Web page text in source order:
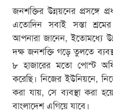
জনশক্তির উন্নয়নের প্রসঙ্গে
এতোদিন সবাই সস্তা
আপনারা জানেন, ইতোমধ্যে
দক্ষ জনশক্তি গড়ে তুলতে
৮ হাজারের মতো পোস্ট
করেছি। নিজের ইউনিয়নে,
করা যায়, সে ব্যবস্থা করা
বাংলাদেশ এগিয়ে যাবে।